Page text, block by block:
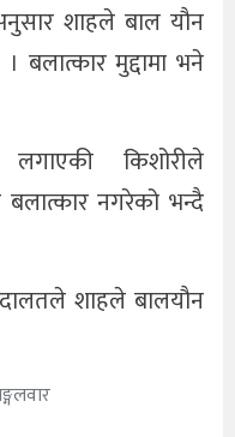
शाहले बाल यौन
मुद्दामा भने
किशोरीले
नगरेको भन्दै
शाहले बालयौन